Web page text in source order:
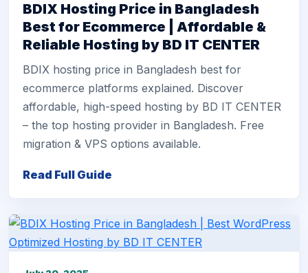
BDIX Hosting Price in Bangladesh
Best for Ecommerce | Affordable &
Reliable Hosting by BD IT CENTER
BDIX hosting price in Bangladesh best for
ecommerce platforms explained. Discover
affordable, high-speed hosting by BD IT CENTER
– the top hosting provider in Bangladesh. Free
migration & VPS options available.
Read Full Guide